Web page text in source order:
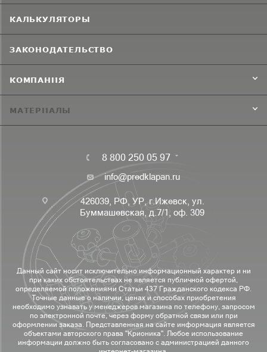
КАЛЬКУЛЯТОРЫ
ЗАКОНОДАТЕЛЬСТВО
КОМПАНИЯ
МАТЕРИАЛЫ
8 800 250 05 97
info@predklapan.ru
426039, РФ, УР, г.Ижевск, ул.
Буммашевская, д.7/1, оф. 309
Данный сайт носит исключительно информационный характер и ни
при каких обстоятельствах не является публичной офертой,
определяемой положениями Статьи 437 Гражданского кодекса РФ.
Точные данные о наличии, ценах и способах приобретения
необходимо узнавать у менеджеров магазина по телефону, запросом
по электронной почте, через форму обратной связи или при
оформлении заказа. Представленная на сайте информация является
объектами авторского права "Крионика". Любое использование
информации должно быть согласовано с администрацией данного